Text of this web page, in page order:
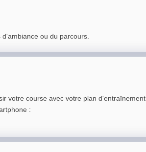
ou du parcours.
votre course avec votre plan d'entraînement
: